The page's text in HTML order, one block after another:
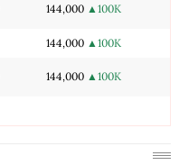
144,000 ▲100K
144,000 ▲100K
144,000 ▲100K